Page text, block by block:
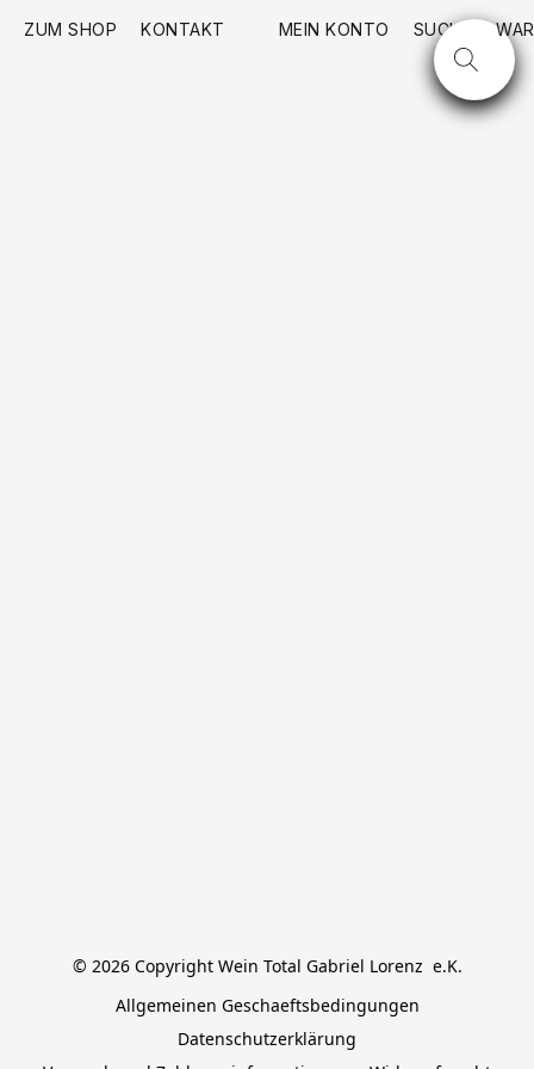
ZUM SHOP KONTAKT MEIN KONTO SUCHE
© 2026 Copyright Wein Total Gabriel Lorenz  e.K.
Allgemeinen Geschaeftsbedingungen
Datenschutzerklärung